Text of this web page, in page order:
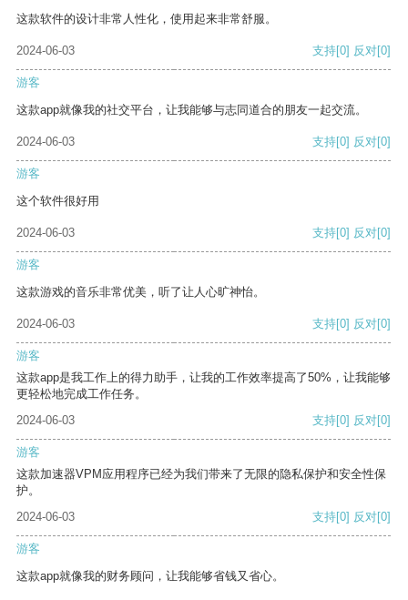
这款软件的设计非常人性化，使用起来非常舒服。
2024-06-03 支持[0] 反对[0]
游客
这款app就像我的社交平台，让我能够与志同道合的朋友一起交流。
2024-06-03 支持[0] 反对[0]
游客
这个软件很好用
2024-06-03 支持[0] 反对[0]
游客
这款游戏的音乐非常优美，听了让人心旷神怡。
2024-06-03 支持[0] 反对[0]
游客
这款app是我工作上的得力助手，让我的工作效率提高了50%，让我能够
更轻松地完成工作任务。
2024-06-03
支持[0] 反对[0]
游客
这款加速器VPM应用程序已经为我们带来了无限的隐私保护和安全性保
护。
2024-06-03
支持[0] 反对[0]
游客
这款app就像我的财务顾问，让我能够省钱又省心。